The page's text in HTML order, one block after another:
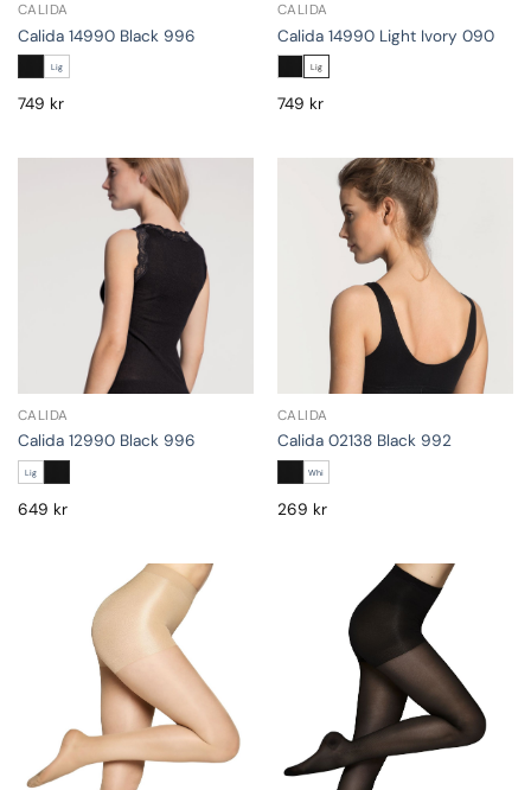
CALIDA
Calida 14990 Black 996
Lig
749 kr
CALIDA
Calida 14990 Light Ivory 090
Lig
749 kr
CALIDA
Calida 12990 Black 996
Lig
649 kr
CALIDA
Calida 02138 Black 992
Whi
269 kr